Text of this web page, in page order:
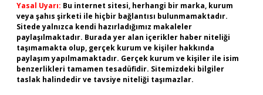
Yasal Uyarı: Bu internet sitesi, herhangi bir marka, kurum
veya şahıs şirketi ile hiçbir bağlantısı bulunmamaktadır.
Sitede yalnızca kendi hazırladığımız makaleler
paylaşılmaktadır. Burada yer alan içerikler haber niteliği
taşımamakta olup, gerçek kurum ve kişiler hakkında
paylaşım yapılmamaktadır. Gerçek kurum ve kişiler ile isim
benzerlikleri tamamen tesadüfidir. Sitemizdeki bilgiler
taslak halindedir ve tavsiye niteliği taşımazlar.